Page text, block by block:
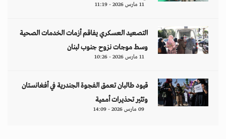
11 مارس 2026 - 11:19
التصعيد العسكري يفاقم أزمات الخدمات الصحية
وسط موجات نزوح جنوب لبنان
11 مارس 2026 - 10:26
قيود طالبان تعمق الفجوة الجندرية في أفغانستان
وتثير تحذيرات أممية
09 مارس 2026 - 14:09